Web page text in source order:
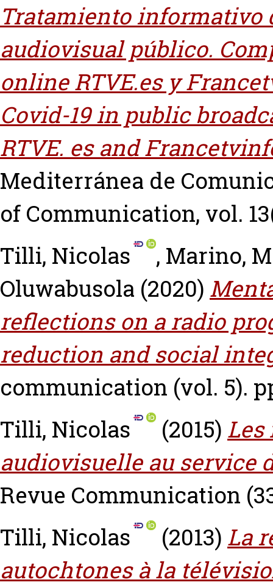
Tratamiento informativo
audiovisual público.
online RTVE.es y
Covid-19 in public
RTVE. es and
Mediterránea de
of Communication, vol.
Tilli, Nicolas
, Marino,
Oluwabusola (2020)
reflections on a radio
reduction and social
communication (vol. 5).
Tilli, Nicolas
(2015)
audiovisuelle au service
Revue Communication
Tilli, Nicolas
(2013) La
autochtones à la